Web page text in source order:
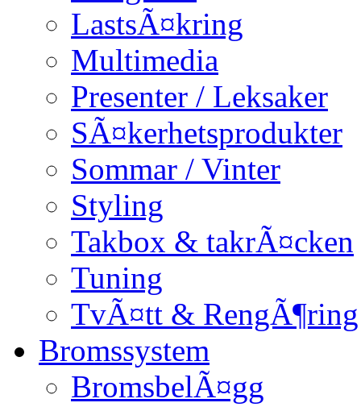
LastsÃ¤kring
Multimedia
Presenter / Leksaker
SÃ¤kerhetsprodukter
Sommar / Vinter
Styling
Takbox & takrÃ¤cken
Tuning
TvÃ¤tt & RengÃ¶ring
Bromssystem
BromsbelÃ¤gg